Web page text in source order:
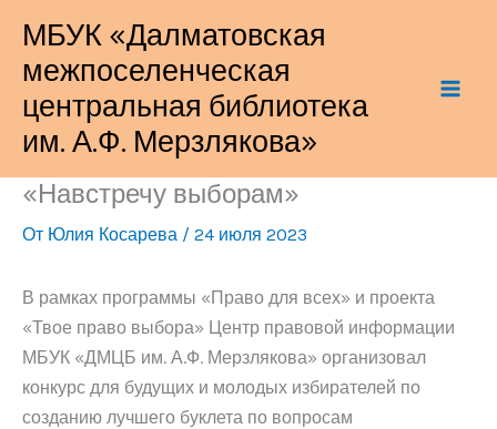
содержимому
МБУК «Далматовская
межпоселенческая
центральная библиотека
им. А.Ф. Мерзлякова»
«Навстречу выборам»
От Юлия Косарева / 24 июля 2023
В рамках программы «Право для всех» и проекта
«Твое право выбора» Центр правовой информации
МБУК «ДМЦБ им. А.Ф. Мерзлякова» организовал
конкурс для будущих и молодых избирателей по
созданию лучшего буклета по вопросам